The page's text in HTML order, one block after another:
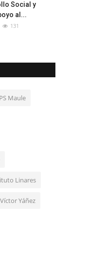
Social y
al...
131
Maule
Linares
Yáñez